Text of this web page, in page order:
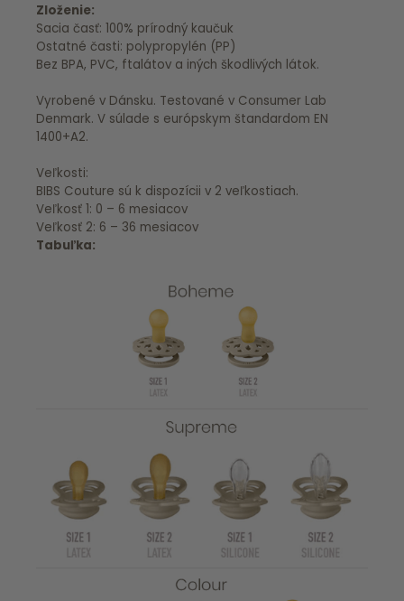
Zloženie:
Sacia časť: 100% prírodný kaučuk
Ostatné časti: polypropylén (PP)
Bez BPA, PVC, ftalátov a iných škodlivých látok.
Vyrobené v Dánsku. Testované v Consumer Lab
Denmark. V súlade s európskym štandardom EN
1400+A2.
Veľkosti:
BIBS Couture sú k dispozícii v 2 veľkostiach.
Veľkosť 1: 0 – 6 mesiacov
Veľkosť 2: 6 – 36 mesiacov
Tabuľka: